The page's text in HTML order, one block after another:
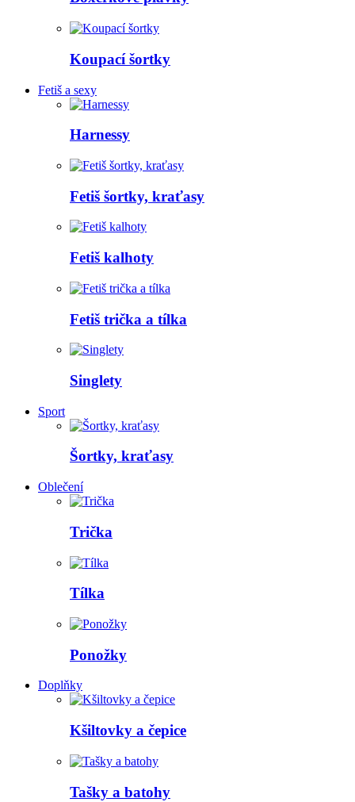
Koupací šortky
Fetiš a sexy
Harnessy
Fetiš šortky, kraťasy
Fetiš kalhoty
Fetiš trička a tílka
Singlety
Sport
Šortky, kraťasy
Oblečení
Trička
Tílka
Ponožky
Doplňky
Kšiltovky a čepice
Tašky a batohy